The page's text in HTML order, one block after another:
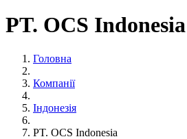
PT. OCS Indonesia
Головна
Компанії
Індонезія
PT. OCS Indonesia